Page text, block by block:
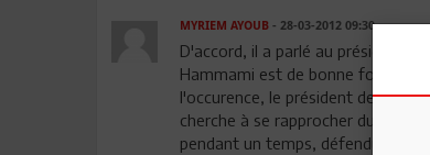
MYRIEM AYOUB- 28-03-2012 09:30
D'accord, il a parlé au président...
Hammami est de bonne foi (ce
l'occurence, le président de la
cherche à se rapprocher du
pendant un temps, défendu